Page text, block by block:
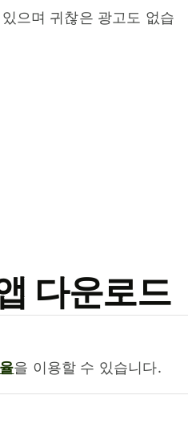
으며 귀찮은 광고도 없습
다운로드
을 이용할 수 있습니다.